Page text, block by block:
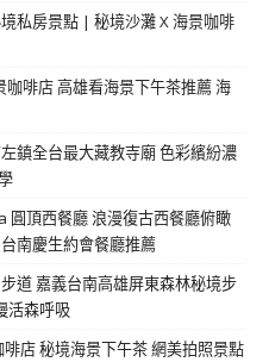
私房景點 | 秘境沙灘 X 海景咖啡
啡店 高雄看海景下午茶推薦 海
鎮全台最大藏教寺廟 色彩繽紛濃
圓頂西餐廳 浪漫復古西餐廳俯瞰
南慶生約會餐廳推薦
道 嘉義台南高雄屏東森林秘境步
活森呼吸
店 秘境海景下午茶 網美拍照景點